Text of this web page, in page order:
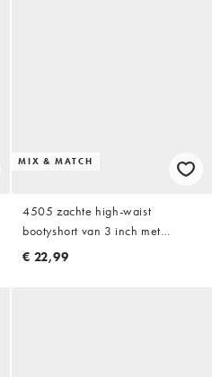
MIX & MATCH
4505 zachte high-waist
bootyshort van 3 inch met
strikceintuurdetail in lichtblauw
€ 22,99